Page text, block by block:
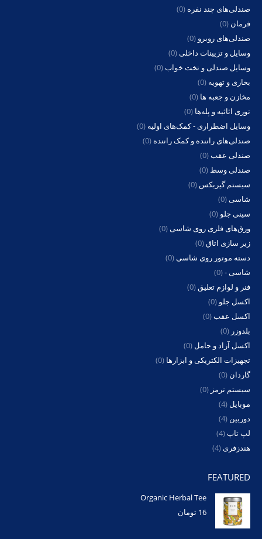
صندلی‌های چند نفره (0)
فرمان (0)
صندلی‌های روبرو (0)
وسایل و تزیینات داخلی(0)
وسایل صندلی و تخت خواب(0)
بخاری و تهویه (0)
مخازن و جعبه ها (0)
توری اثاثیه و پله‌ها (0)
وسایل اضطراری - کمک‌های اولیه (0)
صندلی‌های راننده و کمک راننده (0)
صندلی عقب(0)
صندلی وسط (0)
سیستم گیربکس (0)
شاسی(0)
سینی جلو (0)
ورق‌های فلزی روی شاسی(0)
زیر سازی اتاق(0)
دسته موتور روی شاسی(0)
شاسی -(0)
فنر و لوازم تعلیق(0)
اکسل جلو (0)
اکسل عقب(0)
بلدوزر (0)
اکسل آزاد و حامل (0)
تجهیزات الکتریکی و ابزارها (0)
گاردان (0)
سیستم ترمز (0)
موبایل (4)
دوربین (4)
لپ تاپ(4)
هندزفری(4)
FEATURED
Organic Herbal Tee
16 تومان